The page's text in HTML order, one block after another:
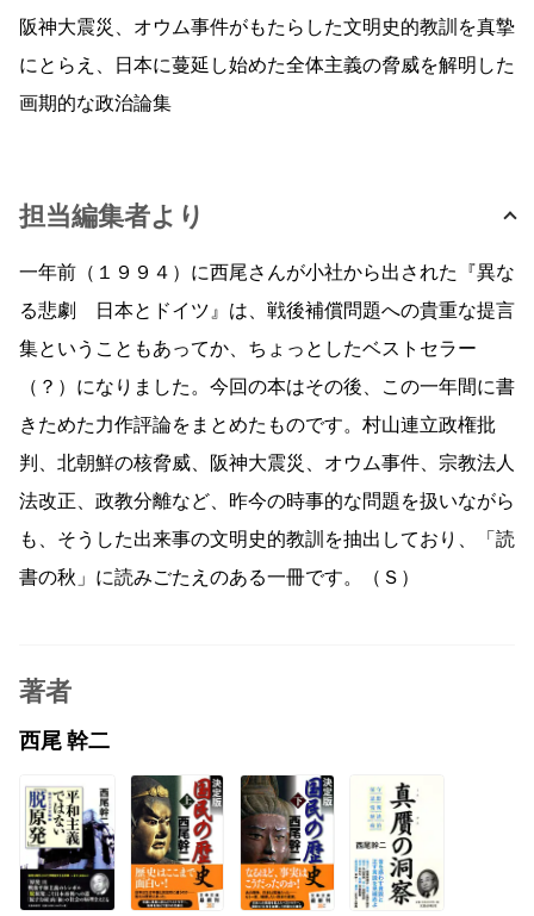
阪神大震災、オウム事件がもたらした文明史的教訓を真摯
にとらえ、日本に蔓延し始めた全体主義の脅威を解明した
画期的な政治論集
担当編集者より
一年前（１９９４）に西尾さんが小社から出された『異な
る悲劇 日本とドイツ』は、戦後補償問題への貴重な提言
集ということもあってか、ちょっとしたベストセラー
（？）になりました。今回の本はその後、この一年間に書
きためた力作評論をまとめたものです。村山連立政権批
判、北朝鮮の核脅威、阪神大震災、オウム事件、宗教法人
法改正、政教分離など、昨今の時事的な問題を扱いながら
も、そうした出来事の文明史的教訓を抽出しており、「読
書の秋」に読みごたえのある一冊です。（Ｓ）
著者
西尾 幹二